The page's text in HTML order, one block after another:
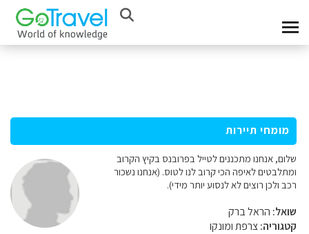
מומחי תיירות
שלום, אנחנו מתכננים לטייל בפרובנס בקיץ הקרוב
ומתלבטים לאיפה הכי קרוב לנו לטוס. (אנחנו נשכור
רכב ולכן רוצים לא לנסוע יותר מידי).
שואל: הראל ברק
קטגוריה:צרפת ומונקו